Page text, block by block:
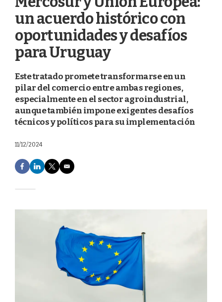
un acuerdo histórico con
oportunidades y desafíos
para Uruguay
Este tratado promete transformarse en un
pilar del comercio entre ambas regiones,
especialmente en el sector agroindustrial,
aunque también impone exigentes desafíos
técnicos y políticos para su implementación
11/12/2024
F
a
e
o
L
i
d
T
w
e
E
m